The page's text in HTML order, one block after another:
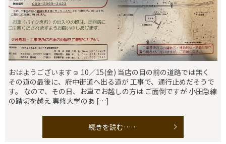
おはようございます☺️ 10／15(金) 当店の目の前の道路では無く
その道の最後に、府中街道へ出る道が 工事で、通行止めだそうで
す。 なので、その日、お車でお越しの方は ご面倒ですが 小田急線
の踏切を越え 専修大学のあ […]
続きを読む……